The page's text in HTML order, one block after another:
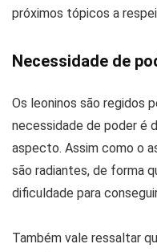
próximos tópicos a
Necessidade de
Os leoninos são regidos
necessidade de poder é
aspecto. Assim como o
são radiantes, de forma
dificuldade para
Também vale ressaltar